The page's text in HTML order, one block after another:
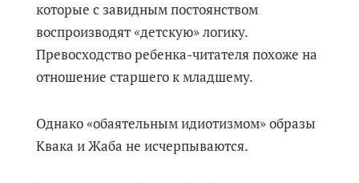
которые с завидным постоянством
воспроизводят «детскую» логику.
Превосходство ребенка-читателя похоже на
отношение старшего к младшему.
Однако «обаятельным идиотизмом» образы
Квака и Жаба не исчерпываются.